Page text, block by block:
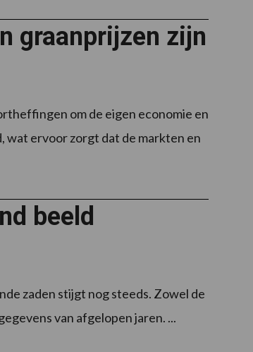
graanprijzen zijn
om de eigen economie en
wat ervoor zorgt dat de markten en
beeld
zaden stijgt nog steeds. Zowel de
van afgelopen jaren. ...